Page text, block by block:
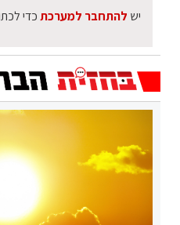
יש להתחבר למערכתכדי